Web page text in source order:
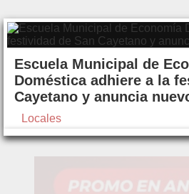
Escuela Municipal de
Doméstica adhiere a la
Cayetano y anuncia
Locales